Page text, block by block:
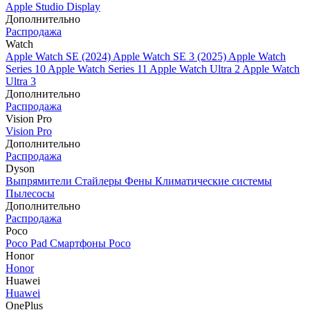
Apple Studio Display
Дополнительно
Распродажа
Watch
Apple Watch SE (2024) Apple Watch SE 3 (2025) Apple Watch
Series 10 Apple Watch Series 11 Apple Watch Ultra 2 Apple Watch
Ultra 3
Дополнительно
Распродажа
Vision Pro
Vision Pro
Дополнительно
Распродажа
Dyson
Выпрямители Стайлеры Фены Климатические системы
Пылесосы
Дополнительно
Распродажа
Poco
Poco Pad Смартфоны Poco
Honor
Honor
Huawei
Huawei
OnePlus